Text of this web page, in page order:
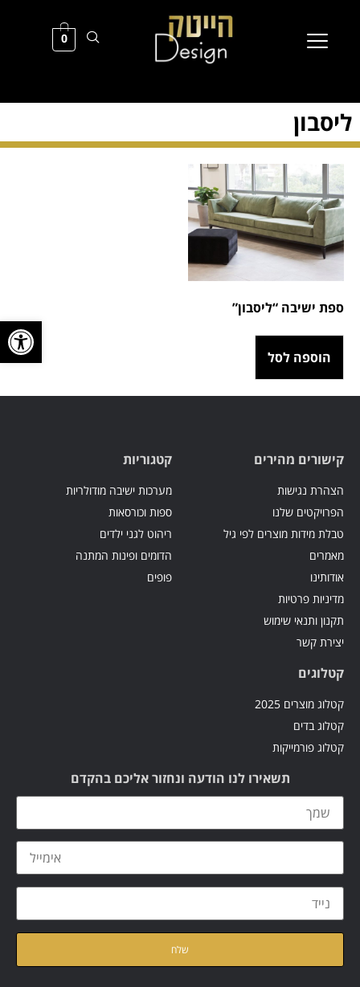
פתח
0
ליסבון
ספת ישיבה “ליסבון”
הוספה לסל
קישורים מהירים
הצהרת נגישות
הפרויקטים שלנו
טבלת מידות מוצרים לפי גיל
מאמרים
אודותינו
מדיניות פרטיות
תקנון ותנאי שימוש
יצירת קשר
קטגוריות
מערכות ישיבה מודולריות
ספות וכורסאות
ריהוט לגני ילדים
הדומים ופינות המתנה
פופים
קטלוגים
קטלוג מוצרים 2025
קטלוג בדים
קטלוג פורמייקות
תשאירו לנו הודעה ונחזור אליכם בהקדם